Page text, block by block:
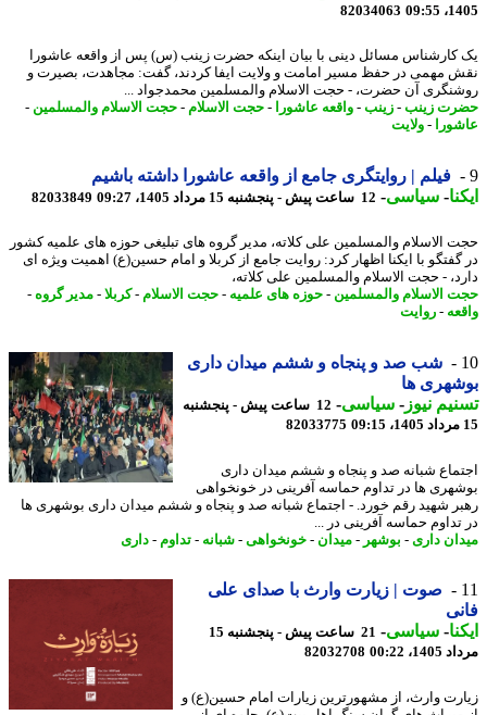
82034063
مسائل دینی با بیان اینکه حضرت زینب (س) پس از واقعه عاشورا
مهمی در حفظ مسیر امامت و ولایت ایفا کردند، گفت: مجاهدت، بصیرت و
آن حضرت، - حجت الاسلام والمسلمین محمدجواد ...
زینب -زینب -واقعه عاشورا-حجت الاسلام-حجت الاسلام والمسلمین-
-ولایت
فیلم | روایتگری جامع از واقعه عاشورا داشته باشیم
-سیاسی-12 ساعت پیش - پنجشنبه 15 مرداد 1405، 09:27 82033849
الاسلام والمسلمین علی کلاته، مدیر گروه های تبلیغی حوزه های علمیه کشور
با ایکنا اظهار کرد: روایت جامع از کربلا و امام حسین(ع) اهمیت ویژه ای
- حجت الاسلام والمسلمین علی کلاته،
الاسلام والمسلمین-حوزه های علمیه-حجت الاسلام-کربلا- مدیر گروه-
-روایت
شب صد و پنجاه و ششم میدان داری
ها
نیوز-سیاسی-
12 ساعت پیش - پنجشنبه
82033775
شبانه صد و پنجاه و ششم میدان داری
ها در تداوم حماسه آفرینی در خونخواهی
شهید رقم خورد. - اجتماع شبانه صد و پنجاه و ششم میدان داری بوشهری ها
حماسه آفرینی در ...
داری- بوشهر-میدان- خونخواهی-شبانه-تداوم- داری
صوت | زیارت وارث با صدای علی
-سیاسی-
21 ساعت پیش - پنجشنبه 15
00:22
82032708
وارث، از مشهورترین زیارات امام حسین(ع) و